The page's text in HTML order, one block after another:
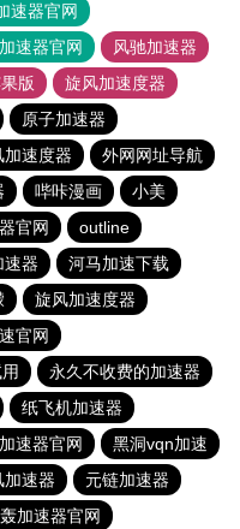
速器官网
速器官网
风驰加速器
版
旋风加速度器
原子加速器
加速度器
外网网址导航
哔咔漫画
小美
官网
outline
速器
河马加速下载
旋风加速度器
官网
永久不收费的加速器
纸飞机加速器
速器官网
黑洞vqn加速
加速器
元链加速器
加速器官网